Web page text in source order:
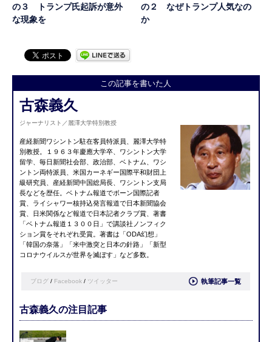
の３ トランプ氏起訴が意外
な現象を
の２ なぜトランプ人気なの
か
この記事を書いた人
古森義久
ジャーナリスト／麗澤大学特別教授
産経新聞ワシントン駐在客員特派員、麗澤大学特
別教授。１９６３年慶應大学卒、ワシントン大学
留学、毎日新聞社会部、政治部、ベトナム、ワシ
ントン両特派員、米国カーネギー国際平和財団上
級研究員、産経新聞中国総局長、ワシントン支局
長などを歴任。ベトナム報道でボーン国際記者
賞、ライシャワー核持込発言報道で日本新聞協会
賞、日米関係など報道で日本記者クラブ賞、著書
「ベトナム報道１３００日」で講談社ノンフィク
ション賞をそれぞれ受賞。著書は「ODA幻想」
「韓国の奈落」「米中激突と日本の針路」「新型
コロナウイルスが世界を滅ぼす」など多数。
ブログ / Facebook / ツイッター 執筆記事一覧
古森義久の注目記事